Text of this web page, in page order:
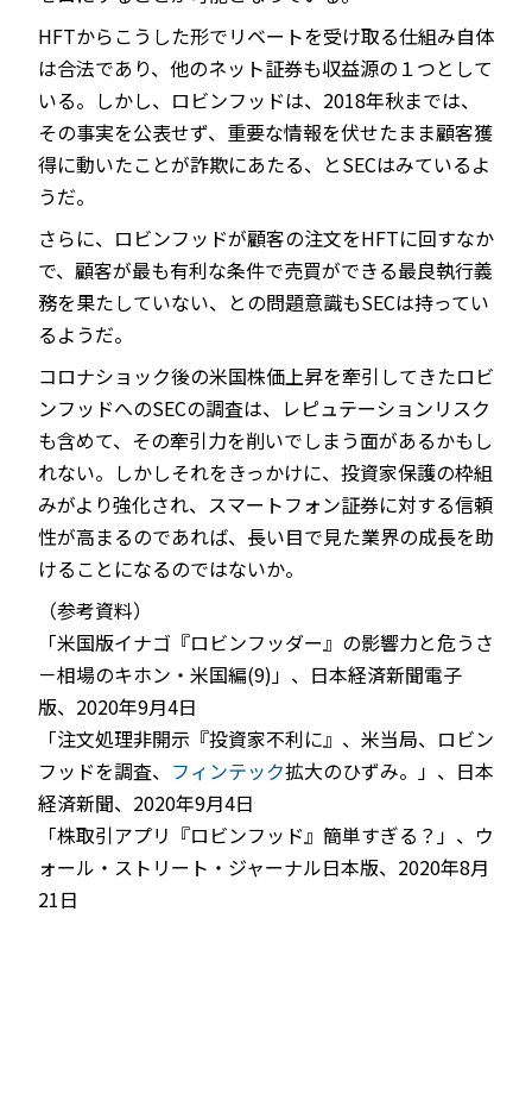
HFTからこうした形でリベートを受け取る仕組み自体
は合法であり、他のネット証券も収益源の１つとして
いる。しかし、ロビンフッドは、2018年秋までは、
その事実を公表せず、重要な情報を伏せたまま顧客獲
得に動いたことが詐欺にあたる、とSECはみているよ
うだ。
さらに、ロビンフッドが顧客の注文をHFTに回すなか
で、顧客が最も有利な条件で売買ができる最良執行義
務を果たしていない、との問題意識もSECは持ってい
るようだ。
コロナショック後の米国株価上昇を牽引してきたロビ
ンフッドへのSECの調査は、レピュテーションリスク
も含めて、その牽引力を削いでしまう面があるかもし
れない。しかしそれをきっかけに、投資家保護の枠組
みがより強化され、スマートフォン証券に対する信頼
性が高まるのであれば、長い目で見た業界の成長を助
けることになるのではないか。
（参考資料）
「米国版イナゴ『ロビンフッダー』の影響力と危うさ
－相場のキホン・米国編(9)」、日本経済新聞電子
版、2020年9月4日
「注文処理非開示『投資家不利に』、米当局、ロビン
フッドを調査、 フィンテック拡大のひずみ。」、日本
経済新聞、2020年9月4日
「株取引アプリ『ロビンフッド』簡単すぎる？」、ウ
ォール・ストリート・ジャーナル日本版、2020年8月
21日